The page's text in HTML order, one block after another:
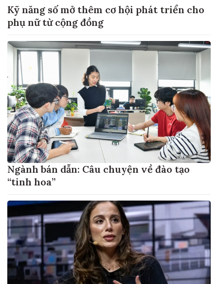
Kỹ năng số mở thêm cơ hội phát triển cho
phụ nữ từ cộng đồng
Ngành bán dẫn: Câu chuyện về đào tạo
“tinh hoa”